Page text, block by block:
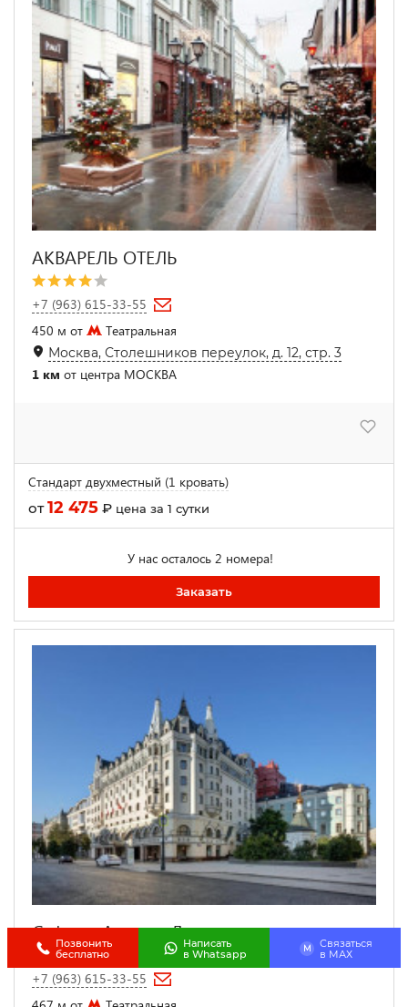
АКВАРЕЛЬ ОТЕЛЬ
+7 (963) 615-33-55
450 м от
Театральная
Москва, Столешников переулок, д. 12, стр. 3
1 км от центра МОСКВА
Стандарт двухместный (1 кровать)
от12 475 ₽ цена за 1 сутки
У нас осталось 2 номера!
Заказать
Сафмар Аврора Люкс
+7 (963) 615-33-55
Позвонить
бесплатно
Написать
в Whatsapp
M
Связаться
в МАХ